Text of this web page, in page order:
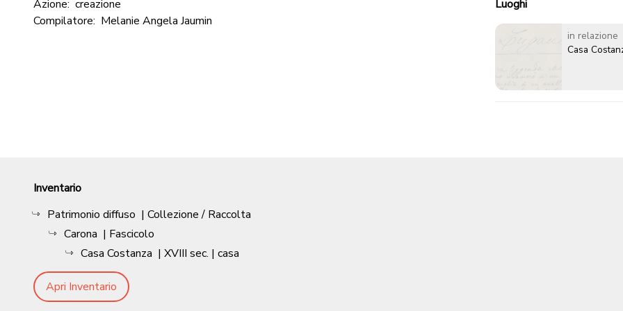
Azione: creazione
Compilatore: Melanie Angela Jaumin
Luoghi
in relazione
Casa
Inventario
Patrimonio diffuso | Collezione / Raccolta
Carona | Fascicolo
Casa Costanza | XVIII sec. | casa
Apri Inventario